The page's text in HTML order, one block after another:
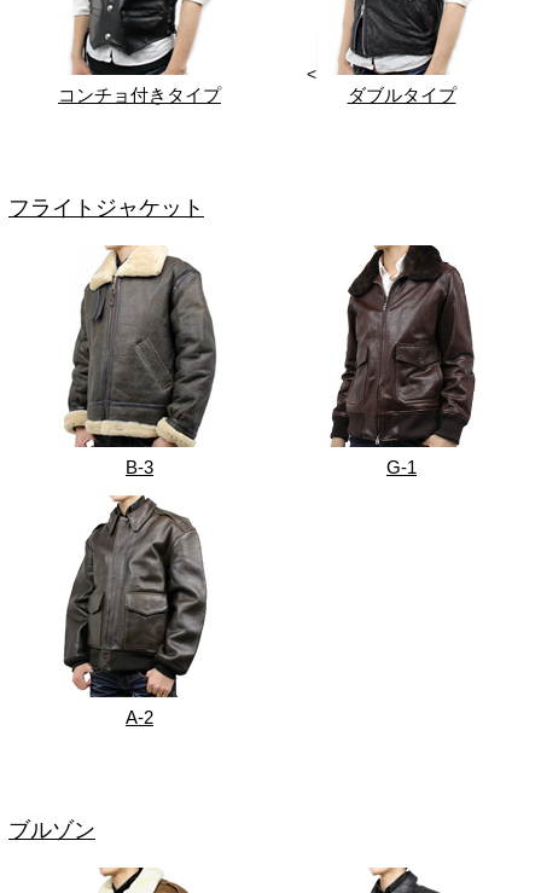
コンチョ付きタイプ
<
ダブルタイプ
フライトジャケット
B-3 G-1
A-2
ブルゾン